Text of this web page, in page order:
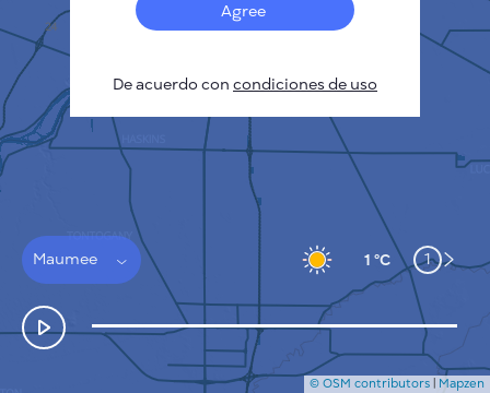
Maumee 1 °C 1
CÓMO FUNCIONA
POLÍTICA DE PRIVACIDAD
CONDICIONES GENERALES
GUÍA DE INSTALACIÓN
© OSM contributors | Mapzen
Agree
De acuerdo con condiciones de uso